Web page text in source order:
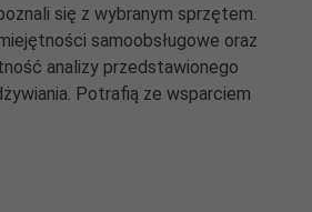
się z wybranym sprzętem.
samoobsługowe oraz
analizy przedstawionego
Potrafią ze wsparciem